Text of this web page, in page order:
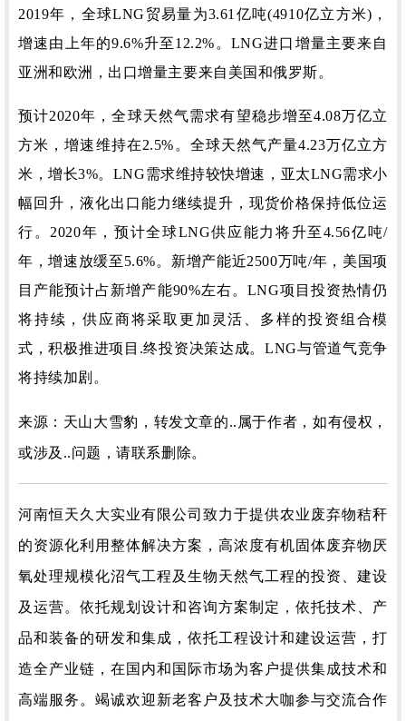
2019年，全球LNG贸易量为3.61亿吨(4910亿立方米)，
增速由上年的9.6%升至12.2%。 LNG进口增量主要来自
亚洲和欧洲，出口增量主要来自美国和俄罗斯。
预计2020年，全球天然气需求有望稳步增至4.08万亿立
方米，增速维持在2.5%。 全球天然气产量4.23万亿立方
米，增长3%。 LNG需求维持较快增速，亚太LNG需求小
幅回升，液化出口能力继续提升，现货价格保持低位运
行。 2020年，预计全球LNG供应能力将升至4.56亿吨/
年，增速放缓至5.6%。 新增产能近2500万吨/年，美国项
目产能预计占新增产能90%左右。 LNG项目投资热情仍
将持续，供应商将采取更加灵活、多样的投资组合模
式，积极推进项目.终投资决策达成。LNG与管道气竞争
将持续加剧。
来源： 天山大雪豹， 转发文章的..属于作者，如有侵权，
或涉及..问题，请联系删除。
河南恒天久大实业有限公司致力于提供农业废弃物秸秆
的资源化利用整体解决方案，高浓度有机固体废弃物厌
氧处理规模化沼气工程及生物天然气工程的投资、建设
及运营。依托规划设计和咨询方案制定，依托技术、产
品和装备的研发和集成，依托工程设计和建设运营，打
造全产业链，在国内和国际市场为客户提供集成技术和
高端服务。竭诚欢迎新老客户及技术大咖参与交流合作